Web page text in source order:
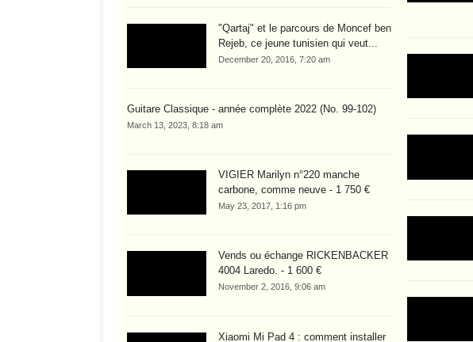
"Qartaj" et le parcours de Moncef ben
Rejeb, ce jeune tunisien qui veut...
December 20, 2016, 7:20 am
Guitare Classique - année complète 2022 (No. 99-102)
March 13, 2023, 8:18 am
VIGIER Marilyn n°220 manche
carbone, comme neuve - 1 750 €
May 23, 2017, 1:16 pm
Vends ou échange RICKENBACKER
4004 Laredo. - 1 600 €
November 2, 2016, 9:06 am
Xiaomi Mi Pad 4 : comment installer